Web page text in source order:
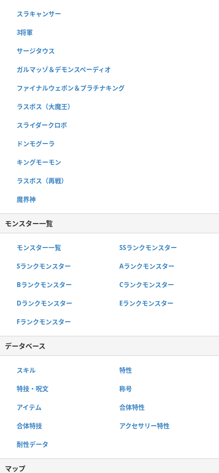
スラキャンサー
3将軍
サージタウス
ガルマッゾ＆デモンスペーディオ
ファイナルウェポン＆プラチナキング
ラスボス（大魔王）
スライダークロボ
ドンモグーラ
キングモーモン
ラスボス（再戦）
魔界神
モンスター一覧
モンスター一覧 SSランクモンスター
Sランクモンスター Aランクモンスター
Bランクモンスター Cランクモンスター
Dランクモンスター Eランクモンスター
Fランクモンスター
データベース
スキル 特性
特技・呪文 称号
アイテム 合体特性
合体特技 アクセサリー特性
耐性データ
マップ